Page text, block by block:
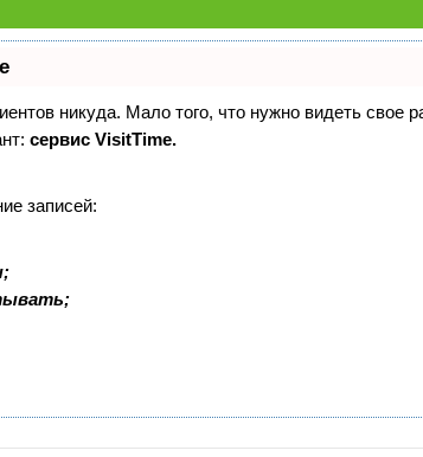
никуда. Мало того, что нужно видеть свое
сервис VisitTime.
записей: